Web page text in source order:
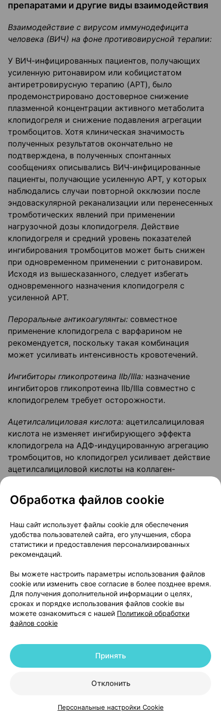
КаталогКорзинаИзбранноеПрофиль
препаратами и другие виды взаимодействия
Взаимодействие с вирусом иммунодефицита
человека (ВИЧ) на фоне противовирусной терапии:
У ВИЧ-инфицированных пациентов, получающих
усиленную ритонавиром или кобицистатом
антиретровирусную терапию (APT), было
продемонстрировано достоверное снижение
плазменной концентрации активного метаболита
клопидогреля и снижение подавления агрегации
тромбоцитов. Хотя клиническая значимость
полученных результатов окончательно не
подтверждена, в полученных спонтанных
сообщениях описывались ВИЧ-инфицированные
пациенты, получающие усиленную APT, у которых
наблюдались случаи повторной окклюзии после
эндоваскулярной реканализации или перенесенных
тромботических явлений при применении
нагрузочной дозы клопидогреля. Действие
клопидогреля и средний уровень показателей
ингибирования тромбоцитов может быть снижен
при одновременном применении с ритонавиром.
Исходя из вышесказанного, следует избегать
одновременного назначения клопидогреля с
усиленной APT.
Пероральные антикоагулянты: совместное
применение клопидогрела с варфарином не
рекомендуется, поскольку такая комбинация
может усиливать интенсивность кровотечений.
Ингибиторы гликопротеина IIb/IIIa: назначение
ингибиторов гликопротеина IIb/IIIa совместно с
клопидогрелем требует осторожности.
Ацетилсалициловая кислота: ацетилсалициловая
кислота не изменяет ингибирующего эффекта
клопидогрела на АДФ-индуцированную агрегацию
тромбоцитов, но клопидогрел усиливает действие
ацетилсалициловой кислоты на коллаген-
Совместное применение этих препаратов требует
осторожности (см. раздел «Меры
страдающих острым коронарным синдромом без
подъема сегмента ST, рекомендуется длительное
совместное применение клопидогрела и
Гепарин:по данным клинического испытания,
проведенного на здоровых лицах, клопидогрел не
изменяет ни потребности в гепарине, ни действия
гепарина на свертывание крови. Одновременное
действия клопидогрела на агрегацию
тромбоцитов. Однако безопасность такой
комбинации еще не установлена и одновременное
применение этих препаратов требует
Тромболитики:безопасность совместного
Обработка файлов cookie
Наш сайт использует файлы cookie для обеспечения
удобства пользователей сайта, его улучшения, сбора
статистики и предоставления персонализированных
рекомендаций.
Вы можете настроить параметры использования файлов
cookie или изменить свое согласие в более позднее время.
Для получения дополнительной информации о целях,
сроках и порядке использования файлов cookie вы
можете ознакомиться с нашей Политикой обработки
файлов cookie
Отклонить
Принять
Персональные настройки Cookie